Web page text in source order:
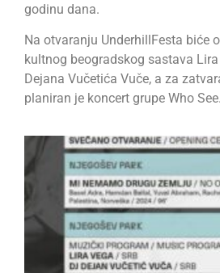
godinu dana.
Na otvaranju UnderhillFesta biće
kultnog beogradskog sastava
Dejana Vučetića Vuče, a za
planiran je koncert grupe Who See.